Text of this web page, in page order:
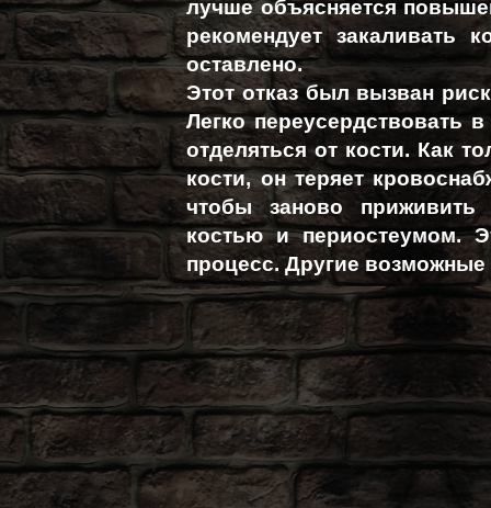
лучше объясняется
рекомендует закаливать
оставлено.
Этот отказ был вызван
Легко переусердствовать
отделяться от кости. Как
кости, он теряет
чтобы заново приживить
костью и периостеумом.
процесс. Другие